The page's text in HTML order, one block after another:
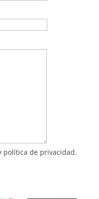
política de privacidad.